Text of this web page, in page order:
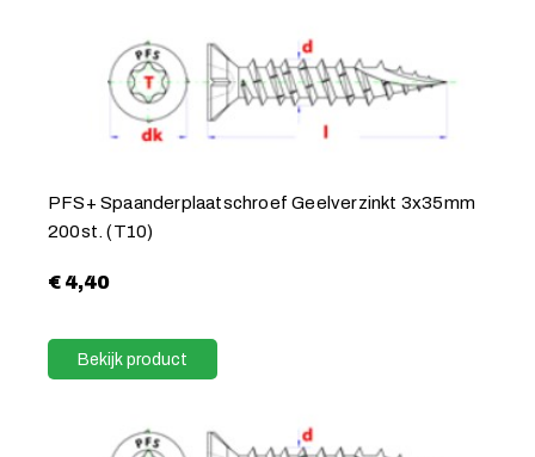
PFS+ Spaanderplaatschroef Geelverzinkt 3x35mm
200st. (T10)
€4,40
Bekijk product